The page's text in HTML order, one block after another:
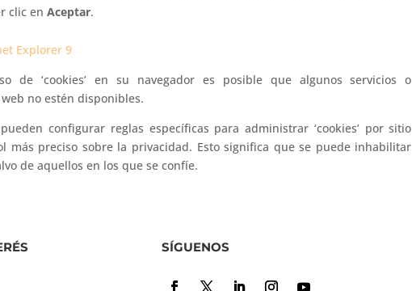
clic enAceptar.
Explorer 9
de ‘cookies’ en su navegador es posible que algunos servicios o
no estén disponibles.
configurar reglas específicas para administrar ‘cookies’ por sitio
más preciso sobre la privacidad. Esto significa que se puede inhabilitar
de aquellos en los que se confíe.
SÍGUENOS